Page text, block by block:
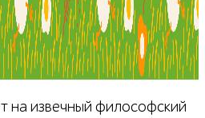
на извечный философский